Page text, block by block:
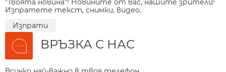
"Твоята новина"! Новините от вас, нашите зрители!
Изпратете текст, снимки, видео.
Изпрати
ВРЪЗКА С НАС